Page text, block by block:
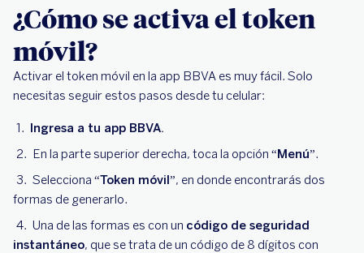
¿Cómo se activa el token
móvil?
Activar el token móvil en la app BBVA es muy fácil. Solo
necesitas seguir estos pasos desde tu celular:
Ingresa a tu app BBVA.
En la parte superior derecha, toca la opción “Menú”.
Selecciona “Token móvil”, en donde encontrarás dos
formas de generarlo.
Una de las formas es con un código de seguridad
instantáneo, que se trata de un código de 8 dígitos con